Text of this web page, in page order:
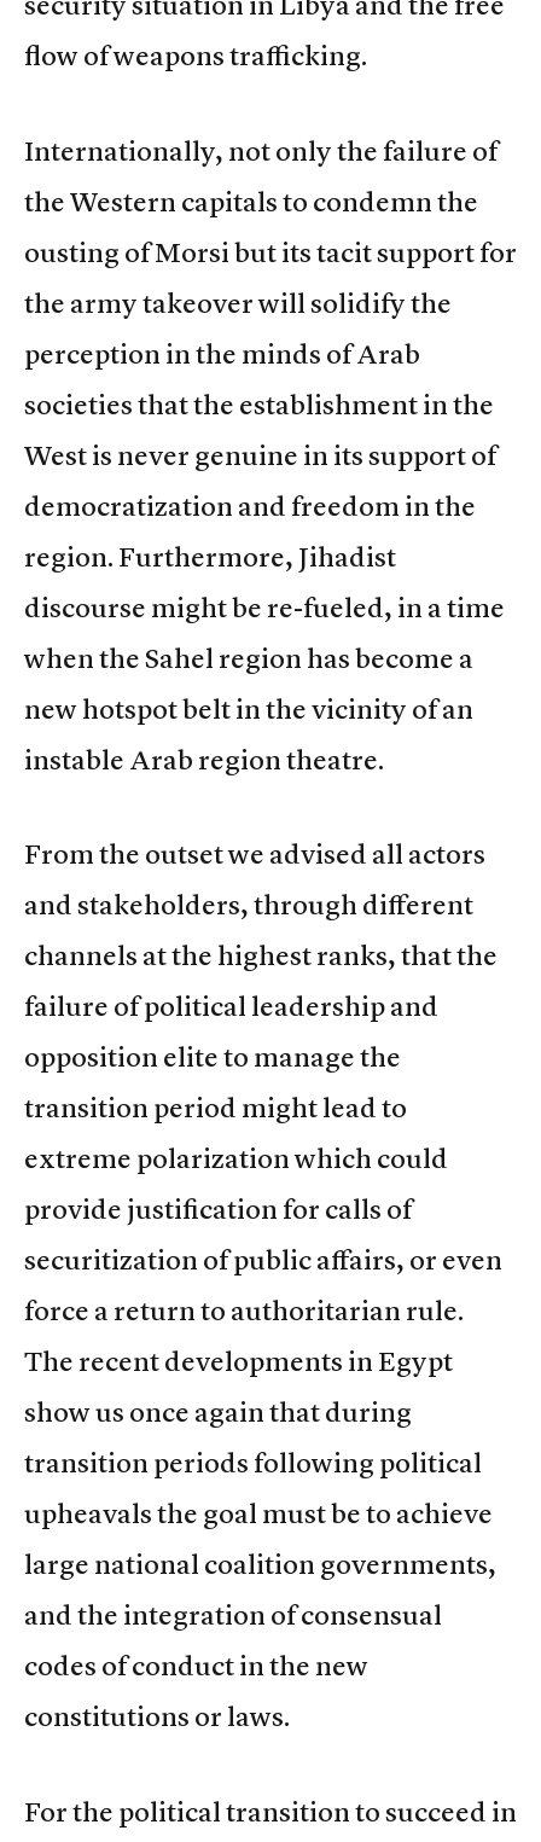
flow of weapons trafficking.
Internationally, not only the failure of
the Western capitals to condemn the
ousting of Morsi but its tacit support for
the army takeover will solidify the
perception in the minds of Arab
societies that the establishment in the
West is never genuine in its support of
democratization and freedom in the
region. Furthermore, Jihadist
discourse might be re-fueled, in a time
when the Sahel region has become a
new hotspot belt in the vicinity of an
instable Arab region theatre.
From the outset we advised all actors
and stakeholders, through different
channels at the highest ranks, that the
failure of political leadership and
opposition elite to manage the
transition period might lead to
extreme polarization which could
provide justification for calls of
securitization of public affairs, or even
force a return to authoritarian rule.
The recent developments in Egypt
show us once again that during
transition periods following political
upheavals the goal must be to achieve
large national coalition governments,
and the integration of consensual
codes of conduct in the new
constitutions or laws.
For the political transition to succeed in